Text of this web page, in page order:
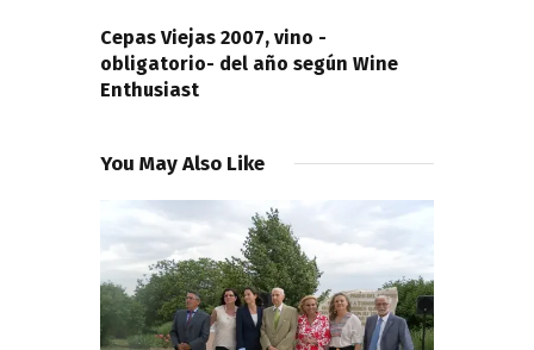
Cepas Viejas 2007, vino -
obligatorio- del año según Wine
Enthusiast
You May Also Like